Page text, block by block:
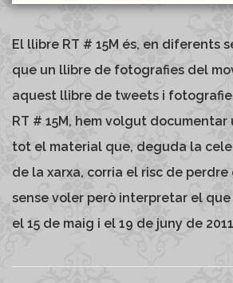
El llibre RT # 15M és, en diferents
que un llibre de fotografies del
aquest llibre de tweets i
RT # 15M, hem volgut
tot el material que, deguda la
de la xarxa, corria el risc de
sense voler però interpretar el
el 15 de maig i el 19 de juny de